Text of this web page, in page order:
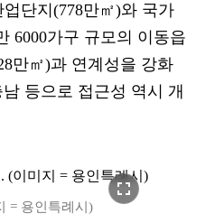
단지(778만㎡)와 국가
6000가구 규모의 이동읍
만㎡)과 연계성을 강화
등으로 접근성 역시 개
fullscreen
= 용인특례시)